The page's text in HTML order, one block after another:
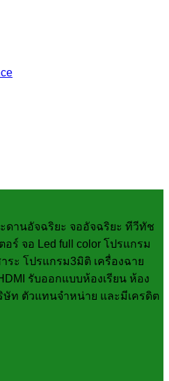
ดานอัจฉริยะ จออัจฉริยะ ทีวีทัช
ร์ จอ Led full color โปรแกรม
ระ โปรแกรม3มิติ เครื่องฉาย
รับออกแบบห้องเรียน ห้อง
ษัท ตัวแทนจำหน่าย และมีเครดิต